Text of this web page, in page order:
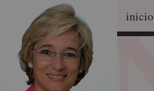
inicio